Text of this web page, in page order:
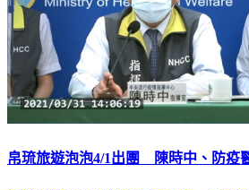
帛琉旅遊泡泡4/1出團 陳時中、防疫